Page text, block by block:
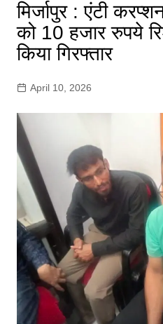
मिर्जापुर : एंटी
को 10 हजार रुपये
किया गिरफ्तार
April 10, 2026